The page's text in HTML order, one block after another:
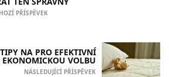
PŘÍSPĚVEK
NA PRO EFEKTIVNÍ
EKONOMICKOU VOLBU
NÁSLEDUJÍCÍ PŘÍSPĚVEK